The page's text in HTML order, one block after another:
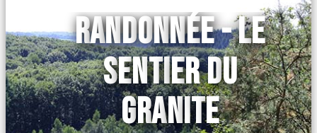
RANDONNÉE - LE
SENTIER DU
GRANITE